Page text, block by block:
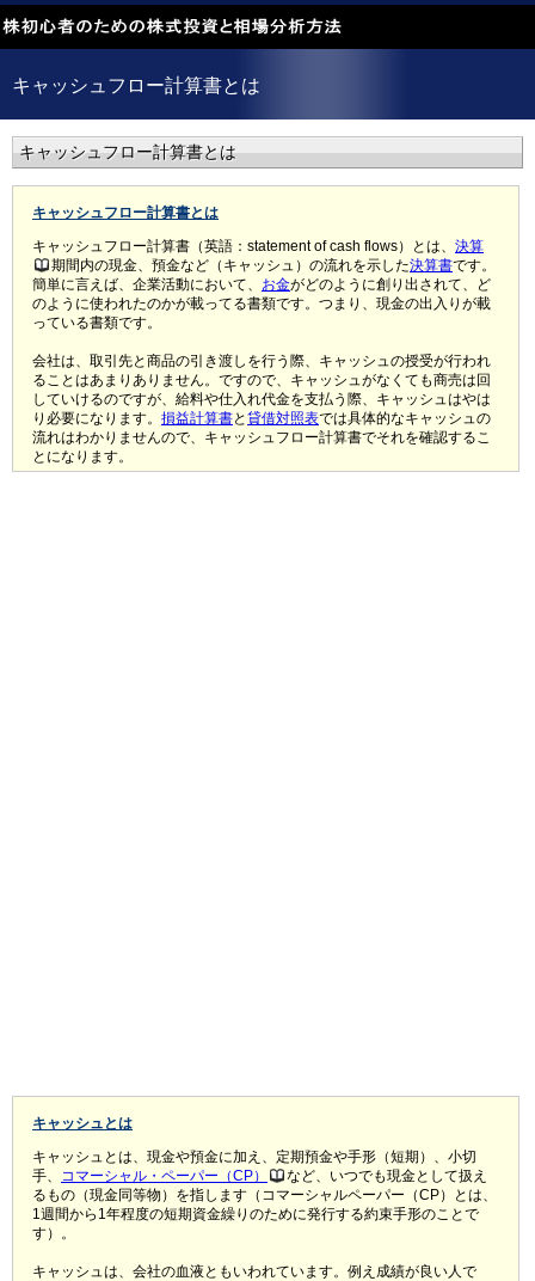
キャッシュフロー計算書とは
キャッシュフロー計算書とは
キャッシュフロー計算書とは
キャッシュフロー計算書（英語：statement of cash flows）とは、 決算
期間内の現金、預金など（キャッシュ）の流れを示した決算書です。
簡単に言えば、企業活動において、 お金がどのように創り出されて、ど
のように使われたのかが載ってる書類です。つまり、現金の出入りが載
っている書類です。
会社は、取引先と商品の引き渡しを行う際、キャッシュの授受が行われ
ることはあまりありません。ですので、キャッシュがなくても商売は回
していけるのですが、給料や仕入れ代金を支払う際、キャッシュはやは
り必要になります。 損益計算書と貸借対照表では具体的なキャッシュの
流れはわかりませんので、キャッシュフロー計算書でそれを確認するこ
とになります。
キャッシュとは
キャッシュとは、現金や預金に加え、定期預金や手形（短期）、小切
手、 コマーシャル・ペーパー（CP）
など、いつでも現金として扱え
るもの（現金同等物）を指します（コマーシャルペーパー（CP）とは、
1週間から1年程度の短期資金繰りのために発行する約束手形のことで
す）。
キャッシュは、会社の血液ともいわれています。例え成績が良い人で